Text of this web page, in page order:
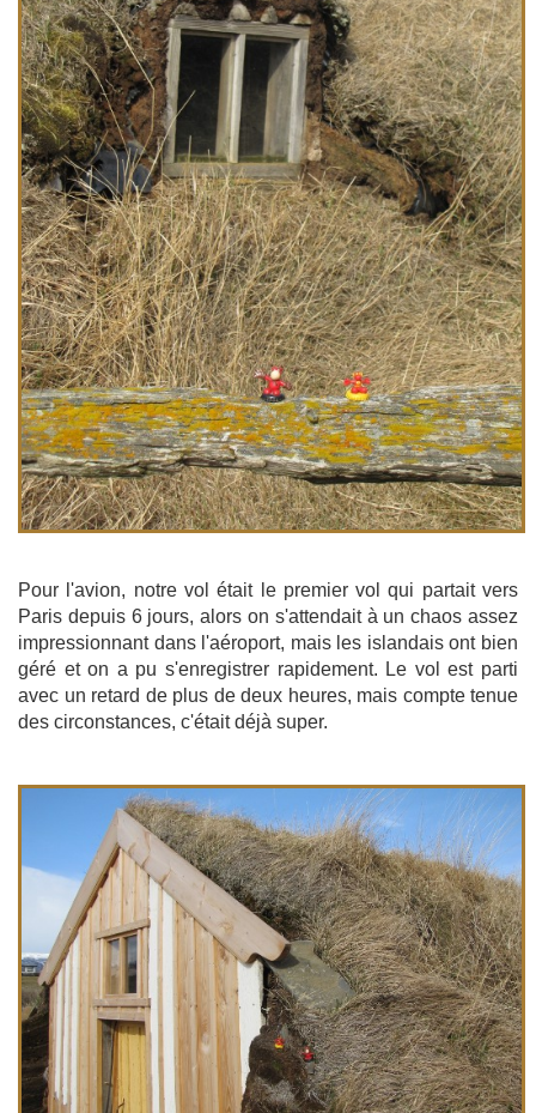
Pour l'avion, notre vol était le premier vol qui partait vers
Paris depuis 6 jours, alors on s'attendait à un chaos assez
impressionnant dans l'aéroport, mais les islandais ont bien
géré et on a pu s'enregistrer rapidement. Le vol est parti
avec un retard de plus de deux heures, mais compte tenue
des circonstances, c'était déjà super.